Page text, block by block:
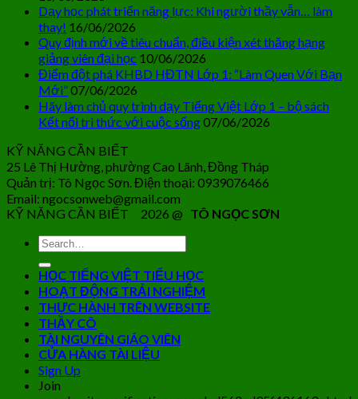
Dạy học phát triển năng lực: Khi người thầy vẫn… làm
thay! 16/06/2026
Quy định mới về tiêu chuẩn, điều kiện xét thăng hạng
giảng viên đại học 10/06/2026
Điểm đột phá KHBD HĐTN Lớp 1: “Làm Quen Với Bạn
Mới”07/06/2026
Hãy làm chủ quy trình dạy Tiếng Việt Lớp 1 – bộ sách
Kết nối tri thức với cuộc sống07/06/2026
KỸ NĂNG CẦN BIẾT
25 Lê Thị Hường, phường Cao Lãnh, Đồng Tháp
Quản trị: Tô Ngọc Sơn. Điện thoại: 0939076466
Email: ngocsonweb@gmail.com
KỸ NĂNG CẦN BIẾT 2026 @ TÔ NGỌC SƠN
HỌC TIẾNG VIỆT TIỂU HỌC
HOẠT ĐỘNG TRẢI NGHIỆM
THỰC HÀNH TRÊN WEBSITE
THẦY CÔ
TÀI NGUYÊN GIÁO VIÊN
CỬA HÀNG TÀI LIỆU
Sign Up
Join